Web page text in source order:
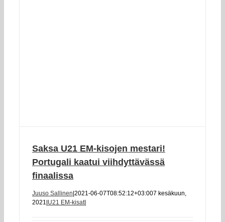
Saksa U21 EM-kisojen mestari!
Portugali kaatui viihdyttävässä
finaalissa
Juuso Sallinen 2021-06-07T08:52:12+03:007 kesäkuun,
2021 U21 EM-kisat|